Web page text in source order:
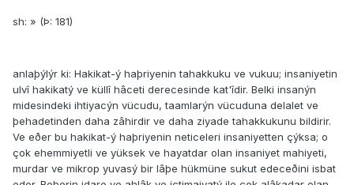
sh: » (Þ: 181)
anlaþýlýr ki: Hakikat-ý haþriyenin tahakkuku ve vukuu; insaniyetin
ulvî hakikatý ve küllî hâceti derecesinde kat'îdir. Belki insanýn
midesindeki ihtiyacýn vücudu, taamlarýn vücuduna delalet ve
þehadetinden daha zâhirdir ve daha ziyade tahakkukunu bildirir.
Ve eðer bu hakikat-ý haþriyenin neticeleri insaniyetten çýksa; o
çok ehemmiyetli ve yüksek ve hayatdar olan insaniyet mahiyeti,
murdar ve mikrop yuvasý bir lâþe hükmüne sukut edeceðini isbat